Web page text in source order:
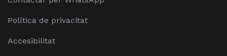
Política de privacitat
Accesibilitat